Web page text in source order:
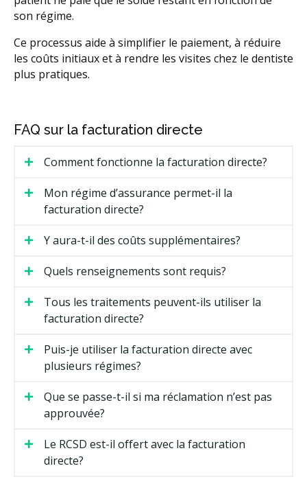
son régime.
Ce processus aide à simplifier le paiement, à réduire
les coûts initiaux et à rendre les visites chez le dentiste
plus pratiques.
FAQ sur la facturation directe
Comment fonctionne la facturation directe?
Mon régime d’assurance permet-il la
facturation directe?
Y aura-t-il des coûts supplémentaires?
Quels renseignements sont requis?
Tous les traitements peuvent-ils utiliser la
facturation directe?
Puis-je utiliser la facturation directe avec
plusieurs régimes?
Que se passe-t-il si ma réclamation n’est pas
approuvée?
Le RCSD est-il offert avec la facturation
directe?